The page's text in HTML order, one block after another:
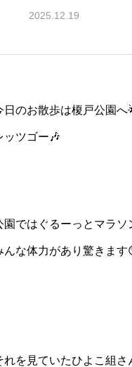
2025.12.19
日のお散歩は榎戸公園へ
ッツゴー🎶
園ではぐるーっとマラソ
んな体力があり驚きます
れを見ていたひよこ組